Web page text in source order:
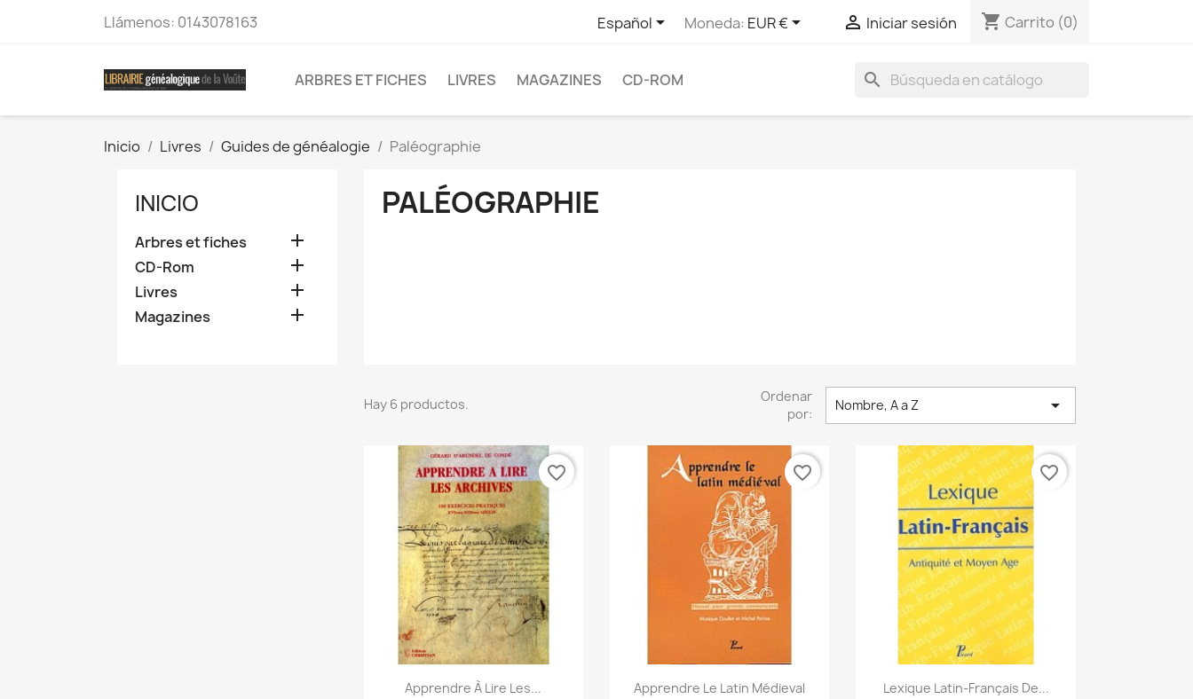
Llámenos: 0143078163 Español Moneda: EUR €  Iniciar sesión shopping_cart Carrito (0)
ARBRES ET FICHES LIVRES MAGAZINES CD-ROM search
Inicio Livres Guides de généalogie Paléographie
INICIO
Arbres et fiches 
CD-Rom 
Livres 
Magazines 
PALÉOGRAPHIE
Hay 6 productos.
Ordenar
por:
Nombre, A a Z 
Vista rápida
Apprendre À Lire Les...
favorite_border
Vista rápida
Apprendre Le Latin Médieval
favorite_border
Vista rápida
Lexique Latin-Français De...
favorite_border